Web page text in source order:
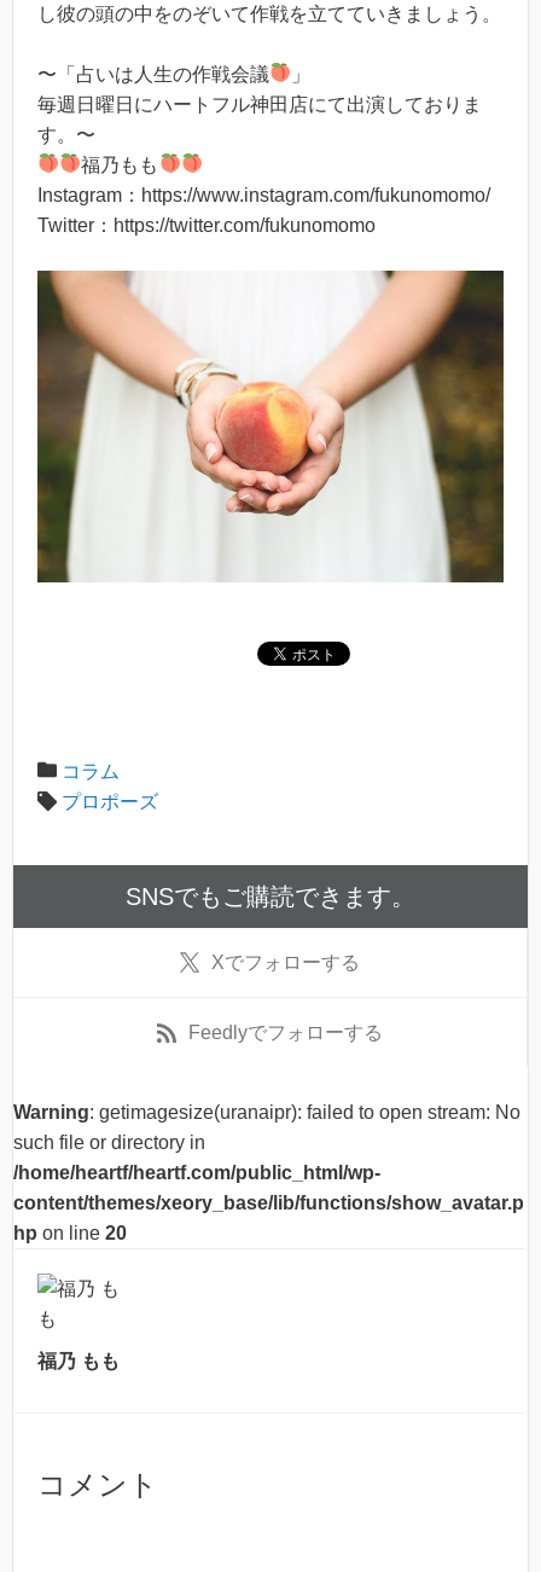
し彼の頭の中をのぞいて作戦を立てていきましょう。
〜「占いは人生の作戦会議
」
毎週日曜日にハートフル神田店にて出演しておりま
す。〜
福乃もも
Instagram：https://www.instagram.com/fukunomomo/
Twitter：https://twitter.com/fukunomomo
コラム
プロポーズ
SNSでもご購読できます。
Xでフォローする
Feedlyでフォローする
Warning: getimagesize(uranaipr): failed to open stream: No
such file or directory in
/home/heartf/heartf.com/public_html/wp-
content/themes/xeory_base/lib/functions/show_avatar.p
hp on line 20
福乃 もも
コメント